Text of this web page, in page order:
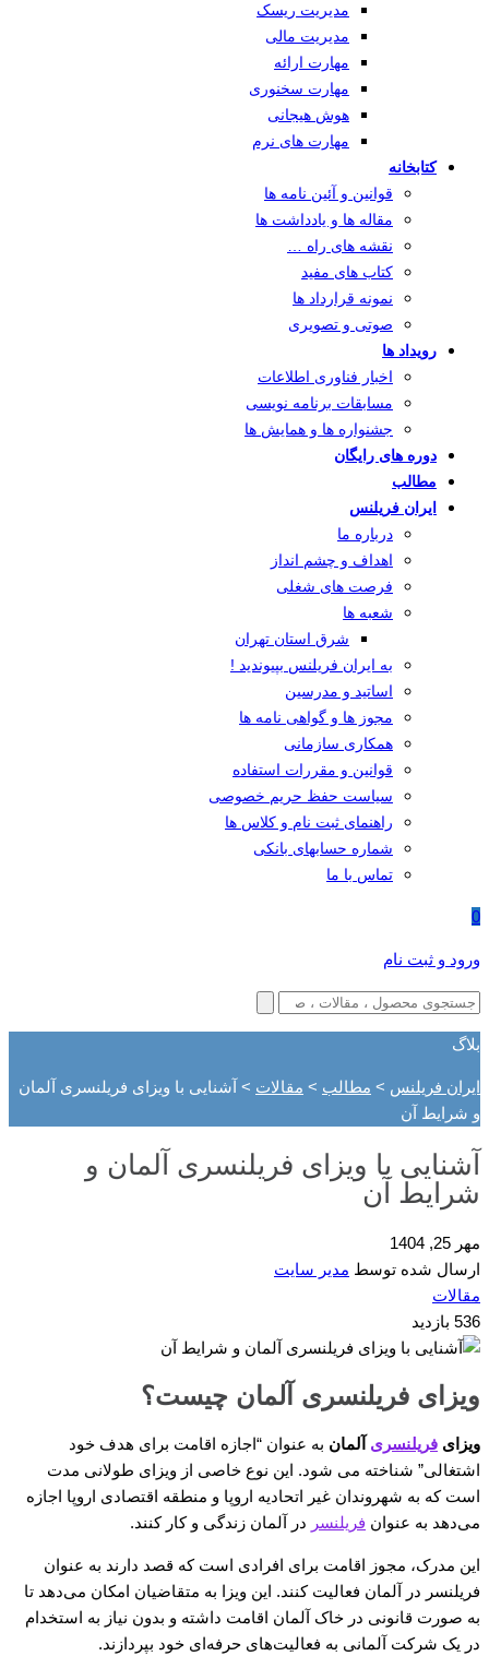
مدیریت ریسک
مدیریت مالی
مهارت ارائه
مهارت سخنوری
هوش هیجانی
مهارت های نرم
کتابخانه
قوانین و آئین نامه ها
مقاله ها و یادداشت ها
نقشه های راه …
کتاب های مفید
نمونه قرارداد ها
صوتی و تصویری
رویداد ها
اخبار فناوری اطلاعات
مسابقات برنامه نویسی
جشنواره ها و همایش ها
دوره های رایگان
مطالب
ایران فریلنس
درباره ما
اهداف و چشم انداز
فرصت های شغلی
شعبه ها
شرق استان تهران
به ایران فریلنس بپیوندید !
اساتید و مدرسین
مجوز ها و گواهی نامه ها
همکاری سازمانی
قوانین و مقررات استفاده
سیاست حفظ حریم خصوصی
راهنمای ثبت نام و کلاس ها
شماره حسابهای بانکی
تماس با ما
0
ورود و ثبت نام
بلاگ
ایران فریلنس > مطالب > مقالات > آشنایی با ویزای فریلنسری آلمان
و شرایط آن
آشنایی با ویزای فریلنسری آلمان و
شرایط آن
مهر 25, 1404
ارسال شده توسط مدیر سایت
مقالات
536 بازدید
ویزای فریلنسری آلمان چیست؟
ویزای فریلنسری آلمان به عنوان “اجازه اقامت برای هدف خود
اشتغالی” شناخته می شود. این نوع خاصی از ویزای طولانی مدت
است که به شهروندان غیر اتحادیه اروپا و منطقه اقتصادی اروپا اجازه
می‌دهد به عنوان فریلنسر در آلمان زندگی و کار کنند.
این مدرک، مجوز اقامت برای افرادی است که قصد دارند به عنوان
فریلنسر در آلمان فعالیت کنند. این ویزا به متقاضیان امکان می‌دهد تا
به صورت قانونی در خاک آلمان اقامت داشته و بدون نیاز به استخدام
در یک شرکت آلمانی به فعالیت‌های حرفه‌ای خود بپردازند.